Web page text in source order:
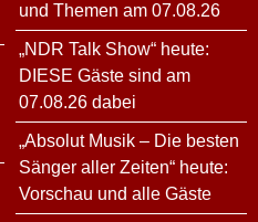
und Themen am 07.08.26
„NDR Talk Show“ heute:
DIESE Gäste sind am
07.08.26 dabei
„Absolut Musik – Die besten
Sänger aller Zeiten“ heute:
Vorschau und alle Gäste